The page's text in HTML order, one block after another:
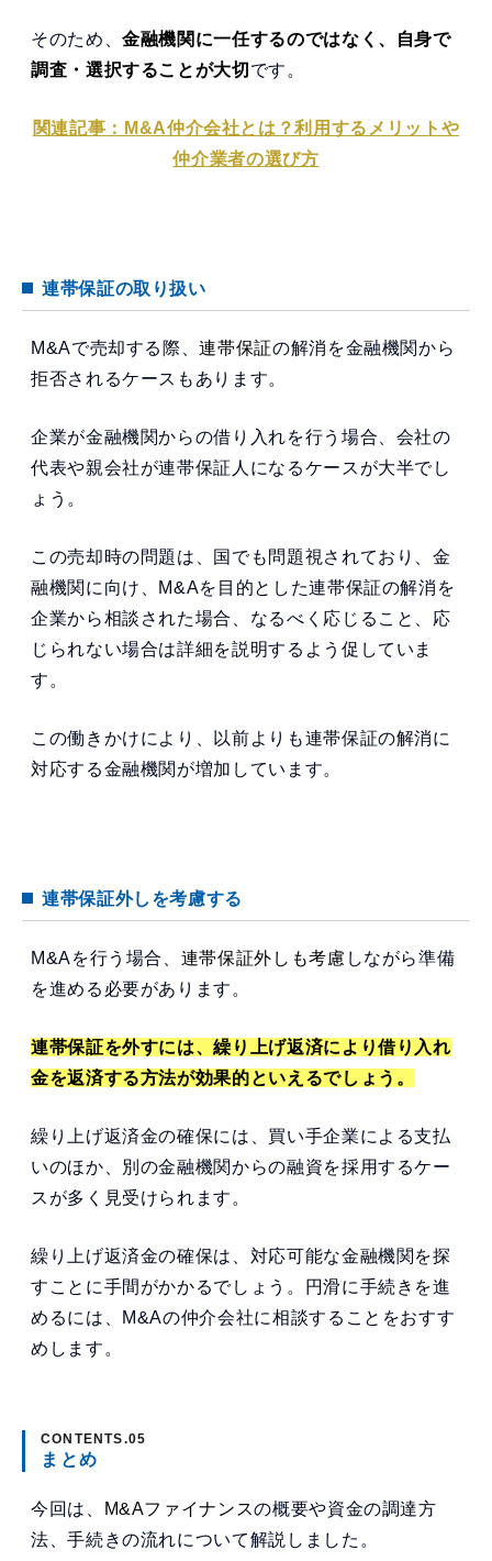
そのため、金融機関に一任するのではなく、自身で
調査・選択することが大切 です。
関連記事：M&A仲介会社とは？利用するメリットや
仲介業者の選び方
連帯保証の取り扱い
M&Aで売却する際、連帯保証の解消を金融機関から
拒否されるケースもあります。
企業が金融機関からの借り入れを行う場合、会社の
代表や親会社が連帯保証人になるケースが大半でし
ょう。
この売却時の問題は、国でも問題視されており、金
融機関に向け、M&Aを目的とした連帯保証の解消を
企業から相談された場合、なるべく応じること、応
じられない場合は詳細を説明するよう促していま
す。
この働きかけにより、以前よりも連帯保証の解消に
対応する金融機関が増加しています。
連帯保証外しを考慮する
M&Aを行う場合、 連帯保証外しも考慮 しながら準備
を進める必要があります。
連帯保証を外すには、繰り上げ返済により借り入れ
金を返済する方法が効果的といえるでしょう。
繰り上げ返済金の確保には、買い手企業による支払
いのほか、別の金融機関からの融資を採用するケー
スが多く見受けられます。
繰り上げ返済金の確保は、対応可能な金融機関を探
すことに手間がかかるでしょう。円滑に手続きを進
めるには、M&Aの仲介会社に相談することをおすす
めします。
まとめ
今回は、 M&Aファイナンスの概要や資金の調達方
法、手続きの流れについて解説しました。